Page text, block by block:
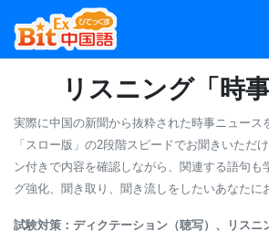
リスニング「時事
実際に中国の新聞から抜粋された時事ニュース
「スロー版」の2段階スピードでお聞きいただけ
ン付きで内容を確認しながら、関連する語句も
グ強化、聞き取り、聞き流しをしたいあなたに
試験対策：ディクテーション（聴写）、リスニ